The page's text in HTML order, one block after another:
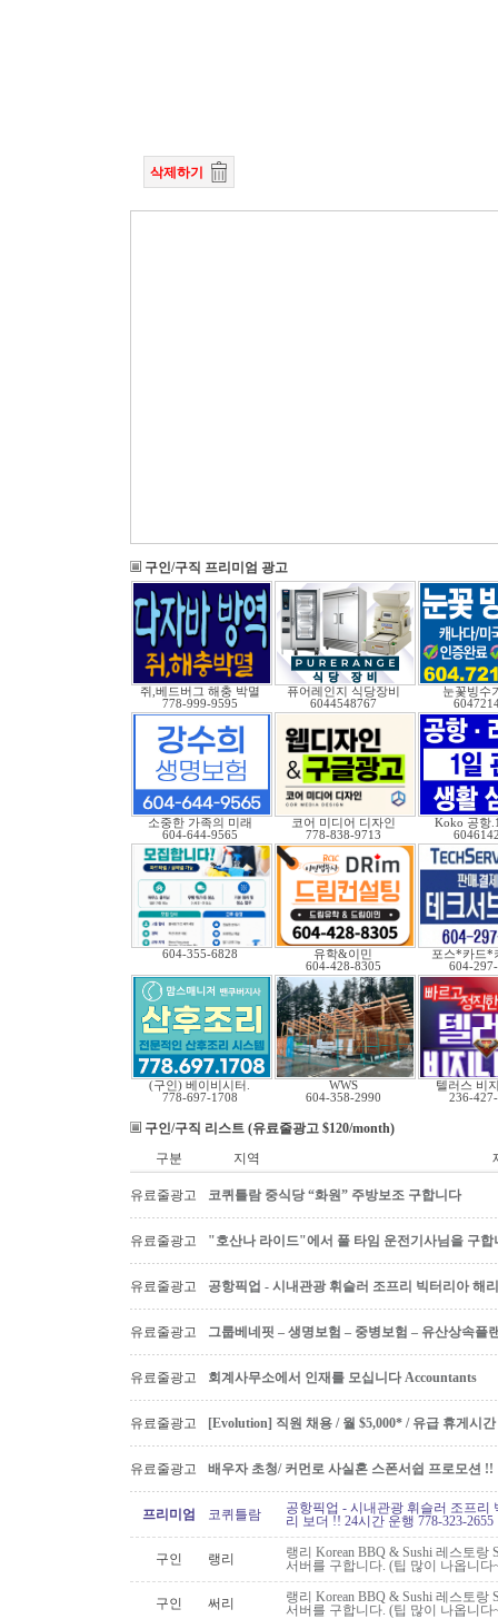
삭제하기
구인/구직 프리미엄 광고
쥐,베드버그 해충 박멸
778-999-9595
퓨어레인지 식당장비
6044548767
눈꽃빙수
소중한 가족의 미래
604-644-9565
코어 미디어 디자인
778-838-9713
Koko 공항
604-355-6828
유학&이민
604-428-8305
포스*카드*
604-
(구인) 베이비시터.
778-697-1708
WWS
604-358-2990
텔러스 비
236-
구인/구직 리스트 (유료줄광고 $120/month)
구분
지역
유료줄광고 코퀴틀람 중식당 “화원” 주방보조 구합니다
유료줄광고 "호산나 라이드"에서 풀 타임 운전기사님을 구합
유료줄광고 공항픽업 - 시내관광 휘슬러 조프리 빅터리아 해
유료줄광고 그룹베네핏 – 생명보험 – 중병보험 – 유산상속플
유료줄광고 회계사무소에서 인재를 모십니다 Accountants
유료줄광고 [Evolution] 직원 채용 / 월 $5,000* / 유급 휴게시
유료줄광고 배우자 초청/ 커먼로 사실혼 스폰서쉽 프로모션 !!
프리미엄 코퀴틀람
공항픽업 - 시내관광 휘슬러 조프
리 보더 !! 24시간 운행 778-323-2655
구인 랭리
랭리 Korean BBQ & Sushi 레스토
서버를 구합니다. (팁 많이 나옵니다
구인 써리
랭리 Korean BBQ & Sushi 레스토
서버를 구합니다. (팁 많이 나옵니다